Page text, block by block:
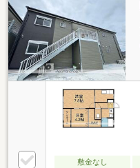
敷金なし